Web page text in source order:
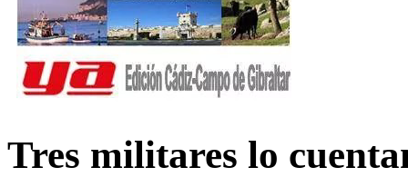
Tres militares lo